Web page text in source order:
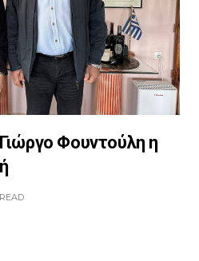
Φουντούλη η
READ